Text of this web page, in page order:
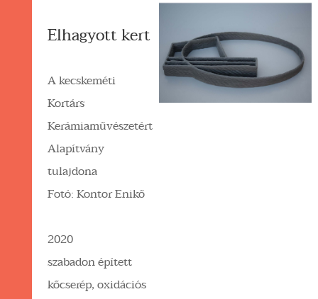
Elhagyott kert
A kecskeméti
Kortárs
Kerámiaművészetért
Alapítvány
tulajdona
Fotó: Kontor Enikő
2020
szabadon épített
kőcserép, oxidációs